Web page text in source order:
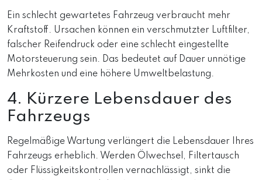
Ein schlecht gewartetes Fahrzeug verbraucht mehr
Kraftstoff. Ursachen können ein verschmutzter Luftfilter,
falscher Reifendruck oder eine schlecht eingestellte
Motorsteuerung sein. Das bedeutet auf Dauer unnötige
Mehrkosten und eine höhere Umweltbelastung.
4. Kürzere Lebensdauer des
Fahrzeugs
Regelmäßige Wartung verlängert die Lebensdauer Ihres
Fahrzeugs erheblich. Werden Ölwechsel, Filtertausch
oder Flüssigkeitskontrollen vernachlässigt, sinkt die